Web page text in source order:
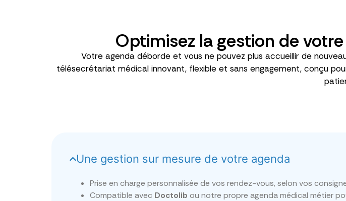
Optimisez la gestion de
Votre agenda déborde et vous ne pouvez plus accueillir de
télésecrétariat médical innovant, flexible et sans engagement, conçu
Une gestion sur mesure de votre agenda
Prise en charge personnalisée de vos rendez-vous, selon vos
Compatible avec Doctolib ou notre propre agenda médical métier